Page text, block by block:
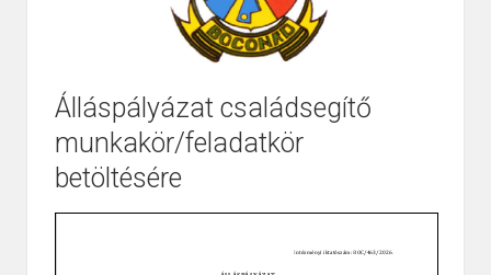
Page 1 2 Zoom
Álláspályázat családsegítő
munkakör/feladatkör
betöltésére